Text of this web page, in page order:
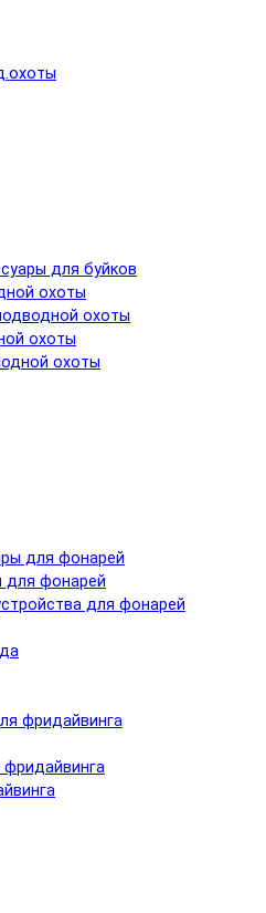
для буйков
охоты
охоты
охоты
охоты
для фонарей
для фонарей
для фонарей
фридайвинга